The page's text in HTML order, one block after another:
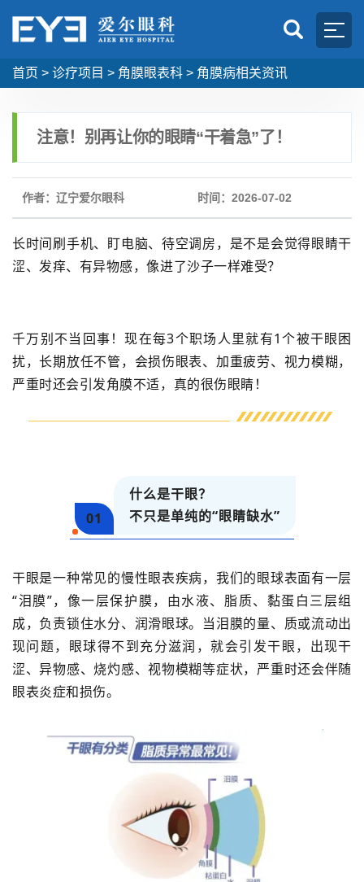
首页 > 诊疗项目 > 角膜眼表科 > 角膜病相关资讯
注意！别再让你的眼睛“干着急”了！
作者：辽宁爱尔眼科 时间：2026-07-02
长时间刷手机、盯电脑、待空调房，是不是会觉得眼睛干
涩、发痒、有异物感，像进了沙子一样难受？
千万别不当回事！现在每3个职场人里就有1个被干眼困
扰，长期放任不管，会损伤眼表、加重疲劳、视力模糊，
严重时还会引发角膜不适，真的很伤眼睛！
01
什么是干眼？
不只是单纯的“眼睛缺水”
干眼是一种常见的慢性眼表疾病，我们的眼球表面有一层
“泪膜”，像一层保护膜，由水液、脂质、黏蛋白三层组
成，负责锁住水分、润滑眼球。当泪膜的量、质或流动出
现问题，眼球得不到充分滋润，就会引发干眼，出现干
涩、异物感、烧灼感、视物模糊等症状，严重时还会伴随
眼表炎症和损伤。